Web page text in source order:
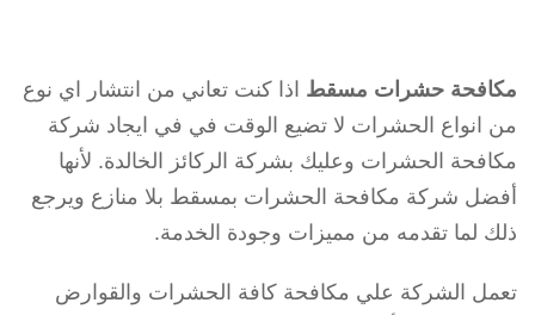
مكافحة حشرات مسقط اذا كنت تعاني من انتشار اي نوع
من انواع الحشرات لا تضيع الوقت في في ايجاد شركة
مكافحة الحشرات وعليك بشركة الركائز الخالدة. لأنها
أفضل شركة مكافحة الحشرات بمسقط بلا منازع ويرجع
ذلك لما تقدمه من مميزات وجودة الخدمة.
تعمل الشركة علي مكافحة كافة الحشرات والقوارض